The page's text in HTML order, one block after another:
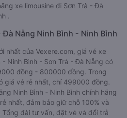
xe limousine đi Sơn Trà - Đà
.
Đà Nẵng Ninh Bình - Ninh Bình
nhất của Vexere.com, giá vé xe
- Ninh Bình - Sơn Trà - Đà Nẵng có
đồng - 800000 đồng. Trong
giá vé rẻ nhất, chỉ 499000 đồng.
Ninh Bình - Ninh Bình chính hãng
nhất, đảm bảo giữ chỗ 100% và
Tổng đài tư vấn, đặt vé và đổi trả